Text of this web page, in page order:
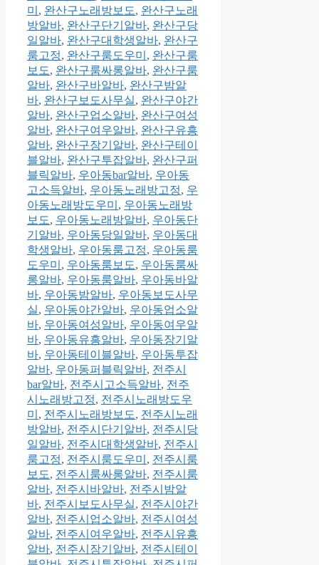
미 , 완산구노래방보도, 완산구노래
방알바, 완산구단기알바, 완산구당
일알바, 완산구대학생알바, 완산구
룸고정, 완산구룸도우미 , 완산구룸
보도, 완산구룸싸롱알바, 완산구룸
알바, 완산구바알바, 완산구밤알
바, 완산구보도사무실, 완산구야간
알바, 완산구업소알바, 완산구여성
알바, 완산구여우알바, 완산구유흥
알바, 완산구장기알바, 완산구테이
블알바, 완산구투잡알바, 완산구퍼
블릭알바, 우아동bar알바, 우아동
고소득알바, 우아동노래방고정, 우
아동노래방도우미 , 우아동노래방
보도, 우아동노래방알바, 우아동단
기알바, 우아동당일알바, 우아동대
학생알바, 우아동룸고정, 우아동룸
도우미 , 우아동룸보도, 우아동룸싸
롱알바, 우아동룸알바, 우아동바알
바, 우아동밤알바, 우아동보도사무
실, 우아동야간알바, 우아동업소알
바, 우아동여성알바, 우아동여우알
바, 우아동유흥알바, 우아동장기알
바, 우아동테이블알바, 우아동투잡
알바, 우아동퍼블릭알바, 전주시
bar알바, 전주시고소득알바, 전주
시노래방고정, 전주시노래방도우
미 , 전주시노래방보도, 전주시노래
방알바, 전주시단기알바, 전주시당
일알바, 전주시대학생알바, 전주시
룸고정, 전주시룸도우미 , 전주시룸
보도, 전주시룸싸롱알바, 전주시룸
알바, 전주시바알바, 전주시밤알
바, 전주시보도사무실, 전주시야간
알바, 전주시업소알바, 전주시여성
알바, 전주시여우알바, 전주시유흥
알바, 전주시장기알바, 전주시테이